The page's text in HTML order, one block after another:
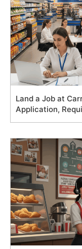
Land a Job at
Application,